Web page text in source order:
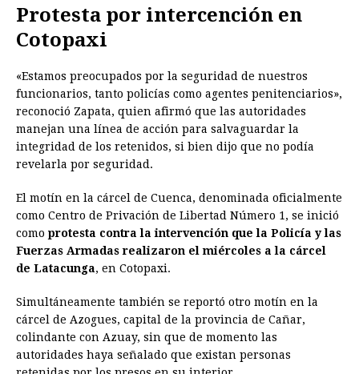
Protesta por intercención en
Cotopaxi
«Estamos preocupados por la seguridad de nuestros
funcionarios, tanto policías como agentes penitenciarios»,
reconoció Zapata, quien afirmó que las autoridades
manejan una línea de acción para salvaguardar la
integridad de los retenidos, si bien dijo que no podía
revelarla por seguridad.
El motín en la cárcel de Cuenca, denominada oficialmente
como Centro de Privación de Libertad Número 1, se inició
como protesta contra la intervención que la Policía y las
Fuerzas Armadas realizaron el miércoles a la cárcel
de Latacunga, en Cotopaxi.
Simultáneamente también se reportó otro motín en la
cárcel de Azogues, capital de la provincia de Cañar,
colindante con Azuay, sin que de momento las
autoridades haya señalado que existan personas